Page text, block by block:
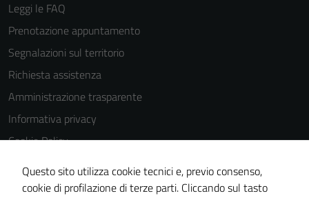
Leggi le FAQ
Prenotazione appuntamento
Segnalazioni sul territorio
Richiesta assistenza
Amministrazione trasparente
Informativa privacy
Cookie Policy
Note legali
Dichiarazione di accessibilità
Questo sito utilizza cookie tecnici e, previo consenso,
cookie di profilazione di terze parti. Cliccando sul tasto